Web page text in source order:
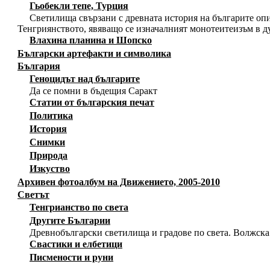
Гьобекли тепе, Турция
Светилища свързани с древната история на българите
Тенгриянството, явяващо се изначалният монотеитеизъм в
Влахина планина и Шопско
Български артефакти и символика
България
Геноцидът над българите
Да се помни в бъдещия Саракт
Статии от българския печат
Политика
История
Снимки
Природа
Изкуство
Архивен фотоалбум на Движението, 2005-2010
Светът
Тенгрианство по света
Другите Българии
Древнобългарски светилища и градове по света.
Свастики и елбетици
Писмености и руни